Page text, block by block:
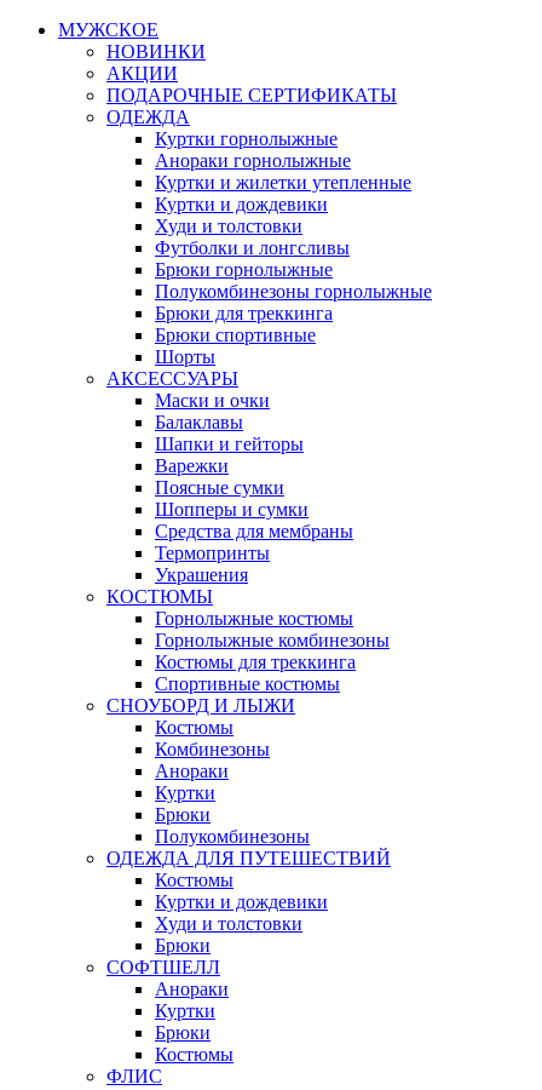
МУЖСКОЕ
НОВИНКИ
АКЦИИ
ПОДАРОЧНЫЕ СЕРТИФИКАТЫ
ОДЕЖДА
Куртки горнолыжные
Анораки горнолыжные
Куртки и жилетки утепленные
Куртки и дождевики
Худи и толстовки
Футболки и лонгсливы
Брюки горнолыжные
Полукомбинезоны горнолыжные
Брюки для треккинга
Брюки спортивные
Шорты
АКСЕССУАРЫ
Маски и очки
Балаклавы
Шапки и гейторы
Варежки
Поясные сумки
Шопперы и сумки
Средства для мембраны
Термопринты
Украшения
КОСТЮМЫ
Горнолыжные костюмы
Горнолыжные комбинезоны
Костюмы для треккинга
Спортивные костюмы
СНОУБОРД И ЛЫЖИ
Костюмы
Комбинезоны
Анораки
Куртки
Брюки
Полукомбинезоны
ОДЕЖДА ДЛЯ ПУТЕШЕСТВИЙ
Костюмы
Куртки и дождевики
Худи и толстовки
Брюки
СОФТШЕЛЛ
Анораки
Куртки
Брюки
Костюмы
ФЛИС